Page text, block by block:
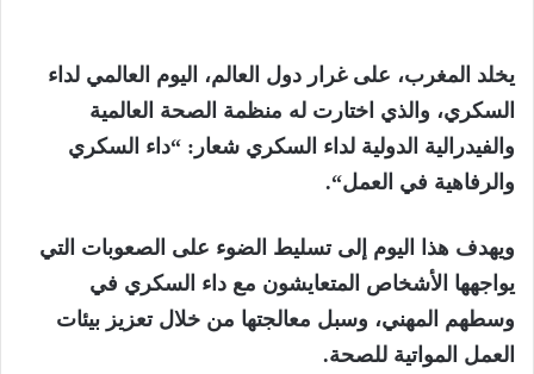
يخلد المغرب، على غرار دول العالم، اليوم العالمي لداء
السكري، والذي اختارت له منظمة الصحة العالمية
والفيدرالية الدولية لداء السكري شعار :
“داء السكري
والرفاهية في العمل“
.
ويهدف هذا اليوم إلى تسليط الضوء على الصعوبات التي
يواجهها الأشخاص المتعايشون مع داء السكري في
وسطهم المهني، وسبل معالجتها من خلال تعزيز بيئات
العمل المواتية للصحة.